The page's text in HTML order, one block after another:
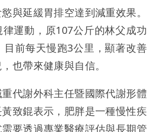
與延緩胃排空達到減重效果。
運動，原107公斤的林父成功
目前每天慢跑3公里，顯著改善
也帶來健康與自信。
代謝外科主任暨國際代謝形體
致錕表示，肥胖是一種慢性疾
要透過專業醫療評估與長期管